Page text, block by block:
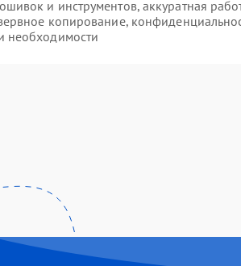
и инструментов, аккуратная
копирование,
необходимости